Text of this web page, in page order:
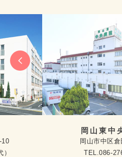
Previ
ous
10
岡⼭東中
岡⼭市中区
TEL.086-